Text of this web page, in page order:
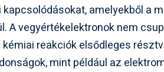
amelyekből a
A vegyértékelektronok nem
reakciók elsődleges
mint például az